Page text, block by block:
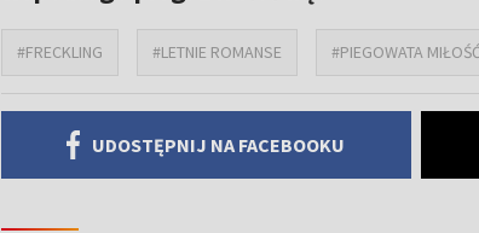
#FRECKLING #LETNIE ROMANSE #PIEGOWATA MIŁOŚĆ
UDOSTĘPNIJ NA FACEBOOKU